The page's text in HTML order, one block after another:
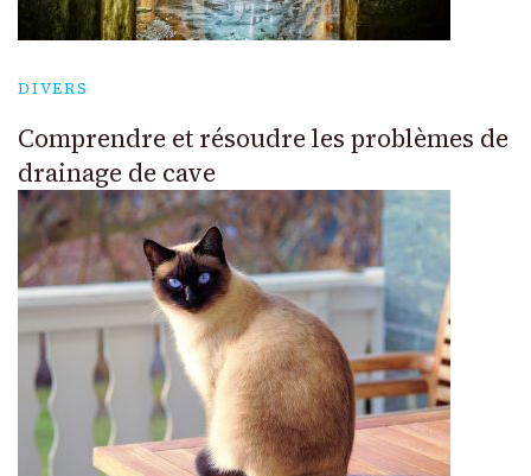
DIVERS
Comprendre et résoudre les problèmes de
drainage de cave